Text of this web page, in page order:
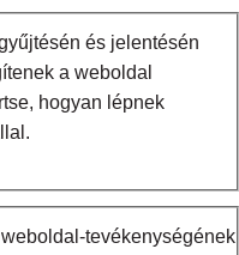
és jelentésén
a weboldal
hogyan lépnek
tevékenységének